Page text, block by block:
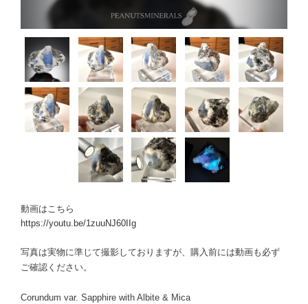
動画はこちら
https://youtu.be/1zuuNJ60IIg
写真は実物に準じて撮影しておりますが、購入前には動画も必ず
ご確認ください。
Corundum var. Sapphire with Albite & Mica